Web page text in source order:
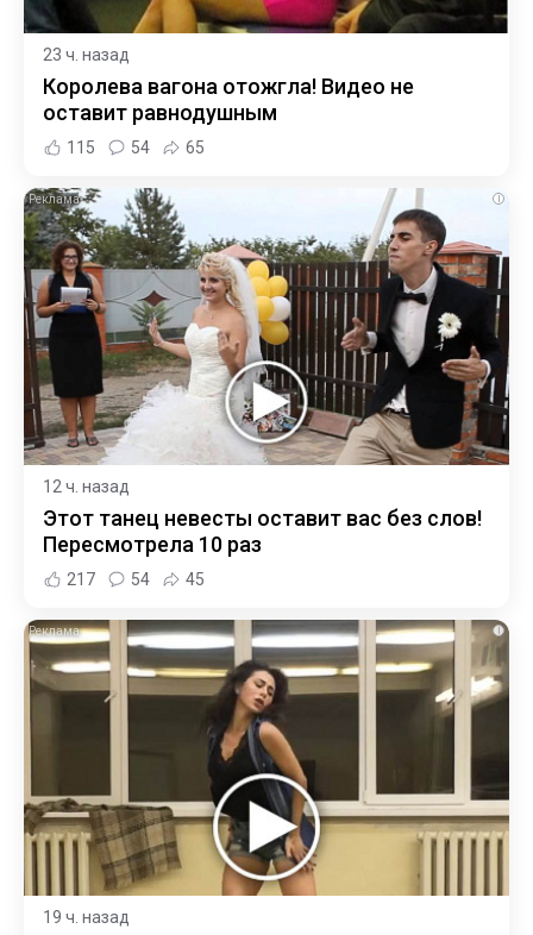
23 ч. назад
Королева вагона отожгла! Видео не
оставит равнодушным
115 54 65
i
12 ч. назад
Этот танец невесты оставит вас без слов!
Пересмотрела 10 раз
217 54 45
i
19 ч. назад